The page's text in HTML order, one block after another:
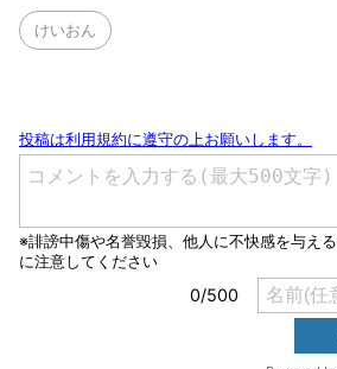
けいおん